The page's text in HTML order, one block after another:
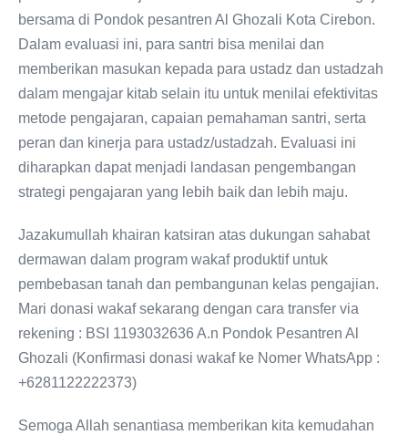
bersama di Pondok pesantren Al Ghozali Kota Cirebon.
Dalam evaluasi ini, para santri bisa menilai dan
memberikan masukan kepada para ustadz dan ustadzah
dalam mengajar kitab selain itu untuk menilai efektivitas
metode pengajaran, capaian pemahaman santri, serta
peran dan kinerja para ustadz/ustadzah. Evaluasi ini
diharapkan dapat menjadi landasan pengembangan
strategi pengajaran yang lebih baik dan lebih maju.
Jazakumullah khairan katsiran atas dukungan sahabat
dermawan dalam program wakaf produktif untuk
pembebasan tanah dan pembangunan kelas pengajian.
Mari donasi wakaf sekarang dengan cara transfer via
rekening : BSI 1193032636 A.n Pondok Pesantren Al
Ghozali (Konfirmasi donasi wakaf ke Nomer WhatsApp :
+6281122222373)
Semoga Allah senantiasa memberikan kita kemudahan